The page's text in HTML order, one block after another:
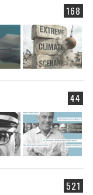
168
44
521